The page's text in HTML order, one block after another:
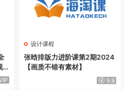
设计课程
张晗排版力进阶课第2期2024
【画质不错有素材】
9.9